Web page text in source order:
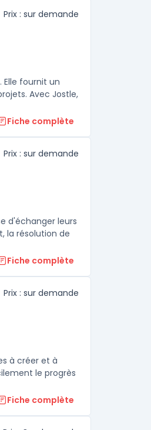
Prix : sur demande
fournit un
Avec Jostle,
Fiche complète
Prix : sur demande
d'échanger leurs
la résolution de
Fiche complète
Prix : sur demande
à créer et à
le progrès
Fiche complète